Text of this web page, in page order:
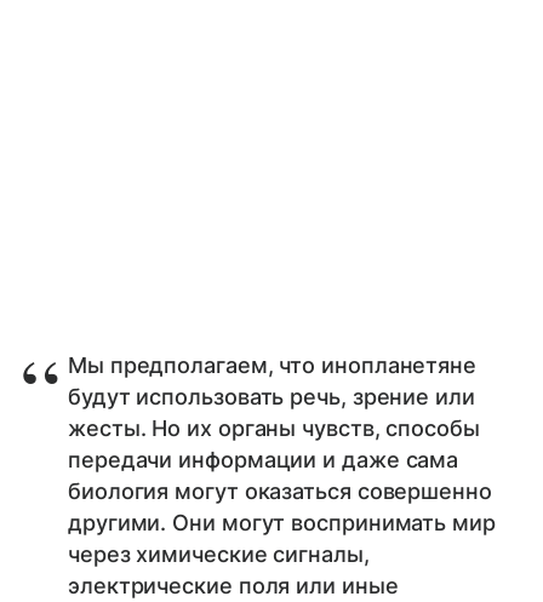
Мы предполагаем, что инопланетяне
будут использовать речь, зрение или
жесты. Но их органы чувств, способы
передачи информации и даже сама
биология могут оказаться совершенно
другими. Они могут воспринимать мир
через химические сигналы,
электрические поля или иные